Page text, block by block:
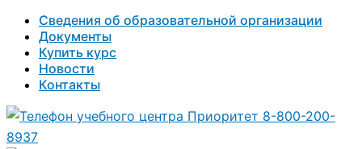
Сведения об образовательной организации
Документы
Купить курс
Новости
Контакты
8-800-200-
8937